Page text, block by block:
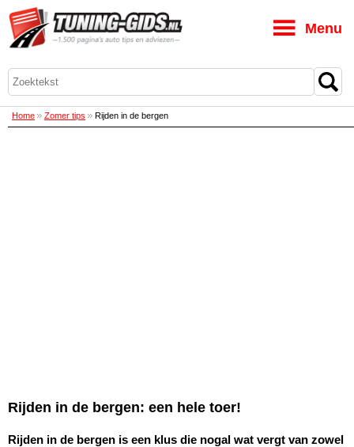
Home Zomer tips Rijden in de bergen
Rijden in de bergen: een hele toer!
Rijden in de bergen is een klus die nogal wat vergt van zowel